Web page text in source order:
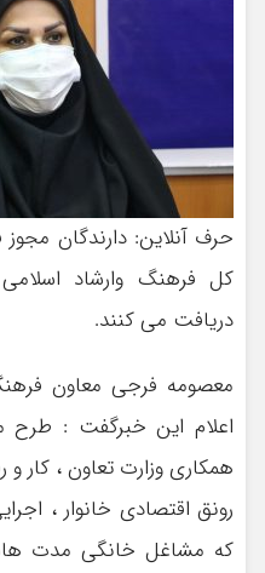
حرف آنلاین: دارندگان
کل فرهنگ وارشاد
دریافت می کنند.
معصومه فرجی معاون
اعلام این خبرگفت : طرح
همکاری وزارت تعاون ، کار
رونق اقتصادی خانوار ،
که مشاغل خانگی مدت